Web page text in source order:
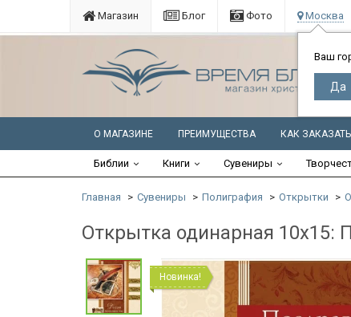
Магазин Блог Фото Москва
Ваш
О МАГАЗИНЕ ПРЕИМУЩЕСТВА КАК ЗАКАЗАТЬ
Библии Книги Сувениры
Главная Сувениры Полиграфия Открытки
Открытка одинарная 10x15:
Новинка!